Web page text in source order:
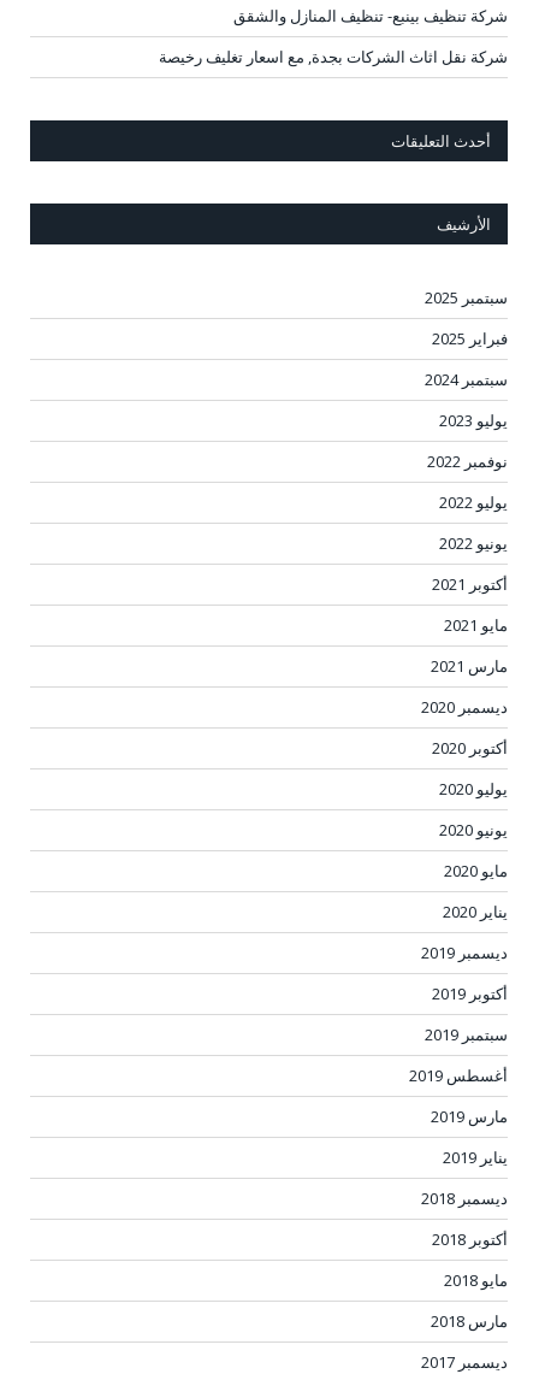
شركة تنظيف بينبع- تنظيف المنازل والشقق
شركة نقل اثاث الشركات بجدة, مع اسعار تغليف رخيصة
أحدث التعليقات
الأرشيف
سبتمبر 2025
فبراير 2025
سبتمبر 2024
يوليو 2023
نوفمبر 2022
يوليو 2022
يونيو 2022
أكتوبر 2021
مايو 2021
مارس 2021
ديسمبر 2020
أكتوبر 2020
يوليو 2020
يونيو 2020
مايو 2020
يناير 2020
ديسمبر 2019
أكتوبر 2019
سبتمبر 2019
أغسطس 2019
مارس 2019
يناير 2019
ديسمبر 2018
أكتوبر 2018
مايو 2018
مارس 2018
ديسمبر 2017